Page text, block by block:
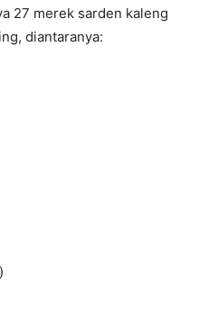
27 merek sarden kaleng
diantaranya: